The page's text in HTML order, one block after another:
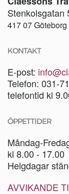
Stenkolsgatan
417 07 Göteborg
KONTAKT
E-post:
Telefon: 031-
telefontid kl
ÖPPETTIDER
Måndag-
kl 8.00 - 17.00
Helgdagar
AVVIKANDE